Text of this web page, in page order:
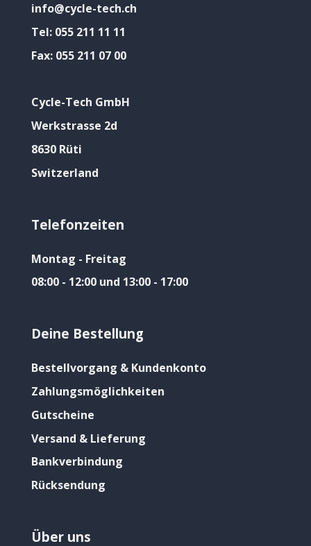
info@cycle-tech.ch
Tel: 055 211 11 11
Fax: 055 211 07 00
Cycle-Tech GmbH
Werkstrasse 2d
8630 Rüti
Switzerland
Telefonzeiten
Montag - Freitag
08:00 - 12:00 und 13:00 - 17:00
Deine Bestellung
Bestellvorgang & Kundenkonto
Zahlungsmöglichkeiten
Gutscheine
Versand & Lieferung
Bankverbindung
Rücksendung
Über uns